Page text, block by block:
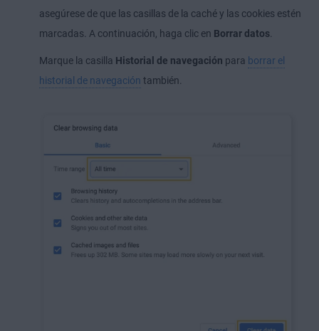
asegúrese de que las casillas de la caché y las cookies estén
marcadas. A continuación, haga clic en Borrar datos
Marque la casilla Historial de navegación para borrar el
historial de navegación también.